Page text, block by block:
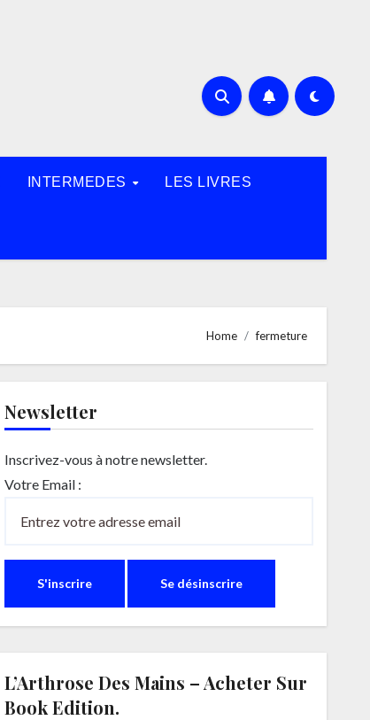
INTERMEDES LES LIVRES
Home fermeture
Newsletter
Inscrivez-vous à notre newsletter.
Votre Email :
L’Arthrose Des Mains – Acheter Sur
Book Edition.